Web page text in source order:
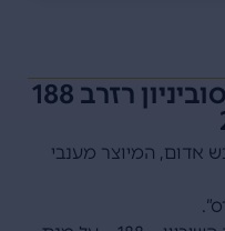
בזלת הגולן – קברנה סוביניון רזרב 188
רזרב 188 הינו יין יבש אדום, המיוצר מענבי